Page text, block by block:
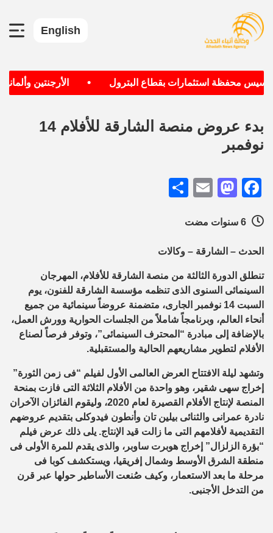
English
محفظة استثمارات بقطاع البترول الأرجنتين
بدء عروض منصة الشارقة للأفلام 14
نوفمبر
Facebook
Mastodon
Email
الحدث – الشارقة – وكالات
تنطلق الدورة الثالثة من منصة الشارقة للأفلام، المهرجان
السينمائى السنوى الذى تنظمه مؤسسة الشارقة للفنون، يوم
السبت 14 نوفمبر الجارى، متضمنة عروضاً سينمائية من جميع
أنحاء العالم، وبرنامجاً شاملاً من الجلسات الحوارية وورش العمل،
بالإضافة إلى مبادرة “المحترف السينمائى”، وتوفر فرصاً لصناع
الأفلام لتطوير مشاريعهم الحالية والمستقبلية.
وتشهد ليلة الافتتاح العرض العالمى الأول لفيلم “فى زمن الثورة”
إخراج سهى شقير، وهو واحدة من الأفلام الثلاثة التى فازت بمنحة
المنصة لإنتاج الأفلام القصيرة لعام 2020، وليقوم الفائزان الآخران
نادرة عمرانى والثنائى بيلين تان وأنطون فيدوكلى بتقديم عروضهم
التقديمية لأفلامهم التى ما زالت قيد الإنتاج. يلى ذلك عرض فيلم
“بؤرة الزلزال” إخراج هوبرت ساوبر، والذى يقدم للمرة الأولى فى
منطقة الشرق الأوسط وشمال إفريقيا، ويستكشف كوبا فى
مرحلة ما بعد الاستعمار، وكيف صُنعت الأساطير حولها عبر قرن
من التدخل الأجنبى.